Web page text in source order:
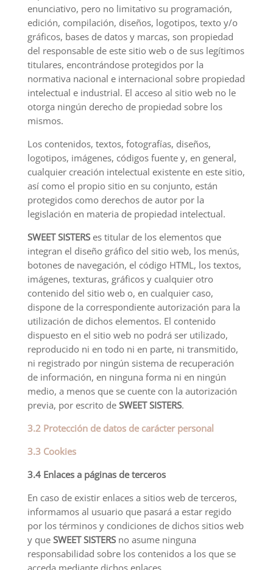
enunciativo, pero no limitativo su programación,
edición, compilación, diseños, logotipos, texto y/o
gráficos, bases de datos y marcas, son propiedad
del responsable de este sitio web o de sus legítimos
titulares, encontrándose protegidos por la
normativa nacional e internacional sobre propiedad
intelectual e industrial. El acceso al sitio web no le
otorga ningún derecho de propiedad sobre los
mismos.
Los contenidos, textos, fotografías, diseños,
logotipos, imágenes, códigos fuente y, en general,
cualquier creación intelectual existente en este sitio,
así como el propio sitio en su conjunto, están
protegidos como derechos de autor por la
legislación en materia de propiedad intelectual.
SWEET SISTERS es titular de los elementos que
integran el diseño gráfico del sitio web, los menús,
botones de navegación, el código HTML, los textos,
imágenes, texturas, gráficos y cualquier otro
contenido del sitio web o, en cualquier caso,
dispone de la correspondiente autorización para la
utilización de dichos elementos. El contenido
dispuesto en el sitio web no podrá ser utilizado,
reproducido ni en todo ni en parte, ni transmitido,
ni registrado por ningún sistema de recuperación
de información, en ninguna forma ni en ningún
medio, a menos que se cuente con la autorización
previa, por escrito deSWEET SISTERS.
3.2 Protección de datos de carácter personal
3.3 Cookies
3.4 Enlaces a páginas de terceros
En caso de existir enlaces a sitios web de terceros,
informamos al usuario que pasará a estar regido
por los términos y condiciones de dichos sitios web
y que SWEET SISTERSno asume ninguna
responsabilidad sobre los contenidos a los que se
acceda mediante dichos enlaces.